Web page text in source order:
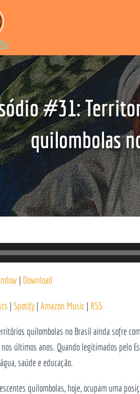
#31:
quilombolas
| Download
| Spotify | Amazon Music | RSS
quilombolas no Brasil ainda sofre
últimos anos. Quando legitimados pelo
saúde e educação.
quilombolas, hoje, ocupam uma